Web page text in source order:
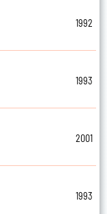
1992
1993
2001
1993